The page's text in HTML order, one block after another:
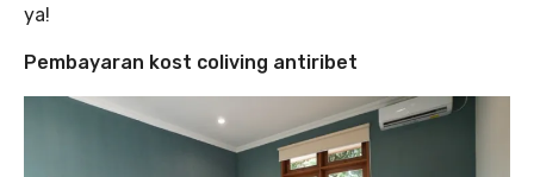
ya!
Pembayaran kost coliving antiribet